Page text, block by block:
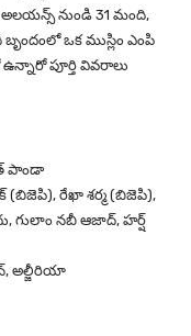
నుండి 31 మంది,
బృందంలో ఒక ముస్లిం ఎంపి
ఉన్నారో పూర్తి వివరాలు
పాండా
(బిజెపి), రేఖా శర్మ (బిజెపి),
గులాం నబీ ఆజాద్, హర్ష్
అల్జీరియా